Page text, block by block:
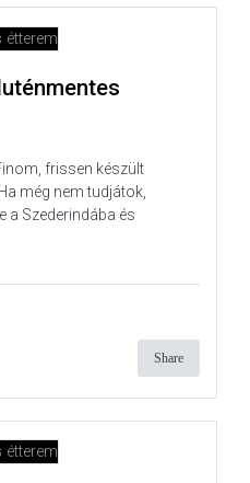
frissen készült
még nem tudjátok,
a Szederindába és
Share